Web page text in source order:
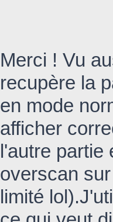
Merci ! Vu
recupère la
en mode
afficher
l'autre partie
overscan
limité